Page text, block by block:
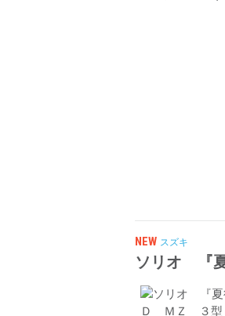
NEW スズキ
ソリオ 『